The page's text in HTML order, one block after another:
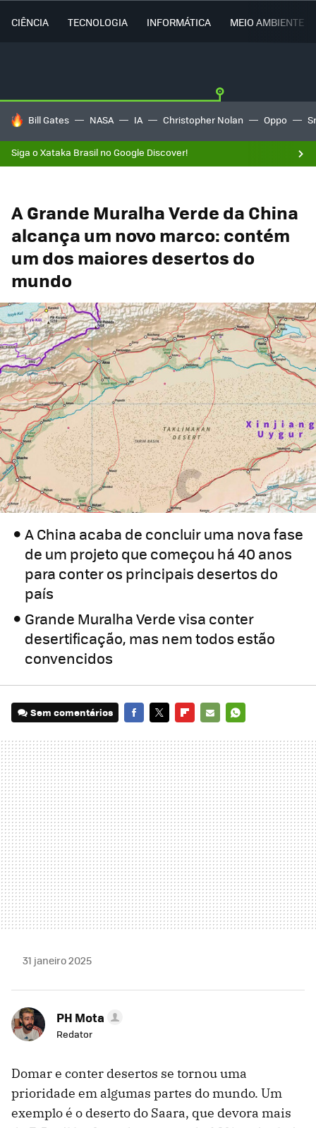
CIÊNCIA TECNOLOGIA INFORMÁTICA MEIO AMBIENTE
TENDÊNCIAS DO DIA
Bill Gates NASA IA Christopher Nolan Oppo
Siga o Xataka Brasil no Google Discover!
A Grande Muralha Verde da China
alcança um novo marco: contém
um dos maiores desertos do
mundo
A China acaba de concluir uma nova fase
de um projeto que começou há 40 anos
para conter os principais desertos do
país
Grande Muralha Verde visa conter
desertificação, mas nem todos estão
convencidos
Sem comentários
MAIL
31 janeiro 2025
PH Mota
Redator
Domar e conter desertos se tornou uma
prioridade em algumas partes do mundo. Um
exemplo é o deserto do Saara, que devora mais